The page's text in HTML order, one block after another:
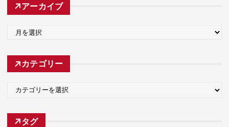
アーカイブ
カ
カテゴリー
ゴ
タグ